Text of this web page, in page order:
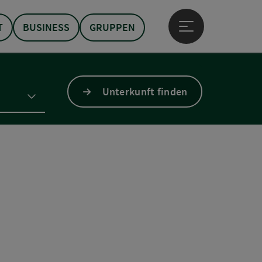
BUSINESS GRUPPEN
Hauptmenü öffnen
Unterkunft finden